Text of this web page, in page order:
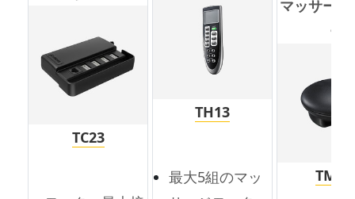
TC23
TH13
最大5組のマッ
マッサー
ー